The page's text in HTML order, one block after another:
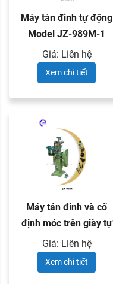
Máy tán đinh tự động
Model JZ-989M-1
Giá: Liên hệ
Xem chi tiết
Máy tán đinh và cố
định móc trên giày tự
động ...
Giá: Liên hệ
Xem chi tiết